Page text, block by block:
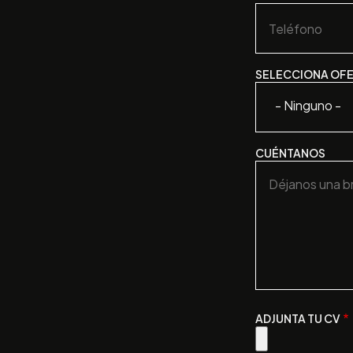
SELECCIONA
- Ninguno -
CUÉNTANOS
ADJUNTA TU CV